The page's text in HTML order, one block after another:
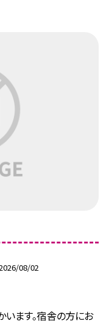
08/02
います。宿舎の方にお